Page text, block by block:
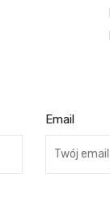
Email